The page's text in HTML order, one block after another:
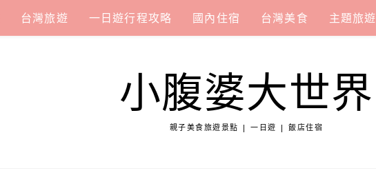
台灣旅遊 一日遊行程攻略 國內住宿 台灣美食 主題旅遊
小腹婆大世界
親子美食旅遊景點 | 一日遊 | 飯店住宿